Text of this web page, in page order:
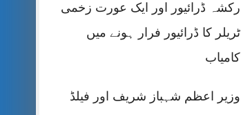
رکشہ ڈرائیور اور ایک عورت زخمی
ٹریلر کا ڈرائیور فرار ہونے میں
کامیاب
وزیر اعظم شہباز شریف اور فیلڈ